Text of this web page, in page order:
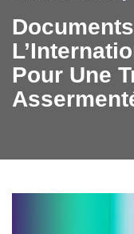
Pour Une